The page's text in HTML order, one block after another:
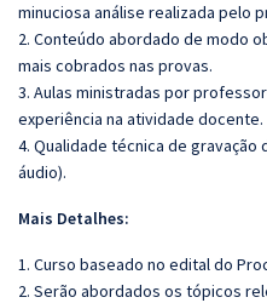
minuciosa análise realizada pelo
2. Conteúdo abordado de modo
mais cobrados nas provas.
3. Aulas ministradas por
experiência na atividade docente.
4. Qualidade técnica de
áudio).
Mais Detalhes:
1. Curso baseado no edital do
2. Serão abordados os tópicos